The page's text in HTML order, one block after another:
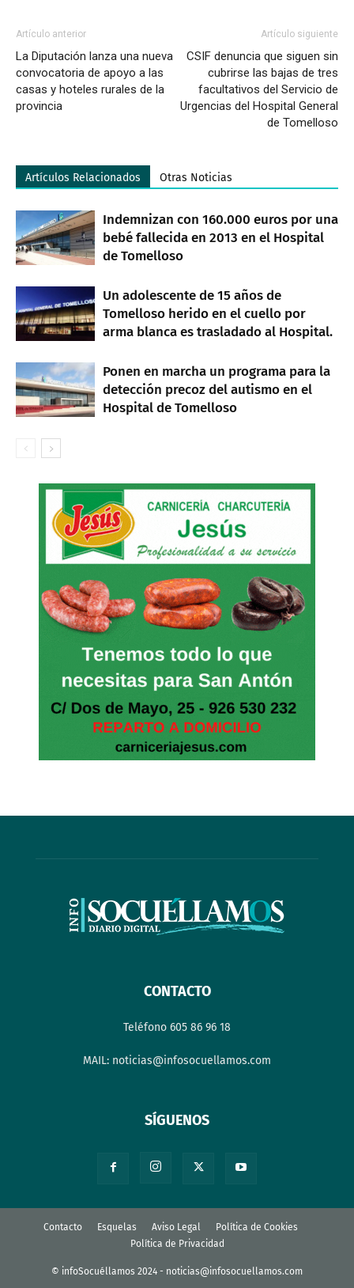
Artículo anterior
La Diputación lanza una nueva
convocatoria de apoyo a las
casas y hoteles rurales de la
provincia
Artículo siguiente
CSIF denuncia que siguen sin
cubrirse las bajas de tres
facultativos del Servicio de
Urgencias del Hospital General
de Tomelloso
Artículos Relacionados Otras Noticias
Indemnizan con 160.000 euros por una
bebé fallecida en 2013 en el Hospital
de Tomelloso
Un adolescente de 15 años de
Tomelloso herido en el cuello por
arma blanca es trasladado al Hospital.
Ponen en marcha un programa para la
detección precoz del autismo en el
Hospital de Tomelloso
CONTACTO
Teléfono 605 86 96 18
MAIL: noticias@infosocuellamos.com
SÍGUENOS
Contacto Esquelas Aviso Legal
Política de Cookies
Política de Privacidad
© infoSocuéllamos 2024 - noticias@infosocuellamos.com